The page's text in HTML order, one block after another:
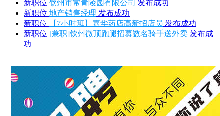
新职位 钦州市常青陵园有限公司 发布成功
新职位 地产销售经理 发布成功
新职位
【7小时班】嘉华药店高新招店员 发布成功
新职位 [兼职]钦州微顶跑腿招募数名骑手送外卖 发布成
功